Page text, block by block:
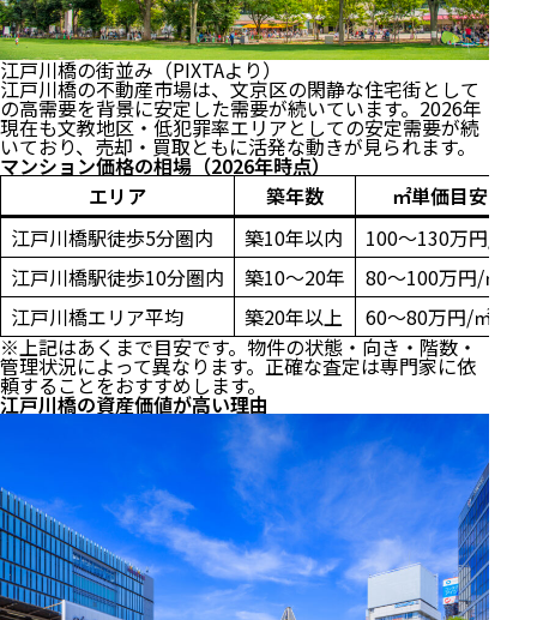
江戸川橋の街並み（PIXTAより）
江戸川橋の不動産市場は、文京区の閑静な住宅街として
の高需要を背景に安定した需要が続いています。2026年
現在も文教地区・低犯罪率エリアとしての安定需要が続
いており、売却・買取ともに活発な動きが見られます。
マンション価格の相場（2026年時点）
エリア
築年数
㎡単価目安
江戸川橋駅徒歩5分圏内
築10年以内
100〜130万円/㎡
江戸川橋駅徒歩10分圏内
築10〜20年
80〜100万円/㎡
江戸川橋エリア平均
築20年以上
60〜80万円/㎡
※上記はあくまで目安です。物件の状態・向き・階数・
管理状況によって異なります。正確な査定は専門家に依
頼することをおすすめします。
江戸川橋の資産価値が高い理由